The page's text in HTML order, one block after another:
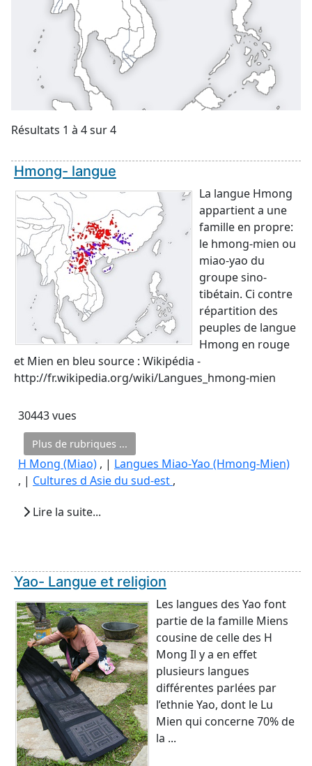
Résultats 1 à 4 sur 4
Hmong- langue
La langue Hmong
appartient a une
famille en propre:
le hmong-mien ou
miao-yao du
groupe sino-
tibétain. Ci contre
répartition des
peuples de langue
Hmong en rouge
et Mien en bleu source : Wikipédia -
http://fr.wikipedia.org/wiki/Langues_hmong-mien
30443 vues
Plus de rubriques ...
H Mong (Miao) , | Langues Miao-Yao (Hmong-Mien)
, | Cultures d Asie du sud-est ,
Lire la suite...
Yao- Langue et religion
Les langues des Yao font
partie de la famille Miens
cousine de celle des H
Mong Il y a en effet
plusieurs langues
différentes parlées par
l’ethnie Yao, dont le Lu
Mien qui concerne 70% de
la ...